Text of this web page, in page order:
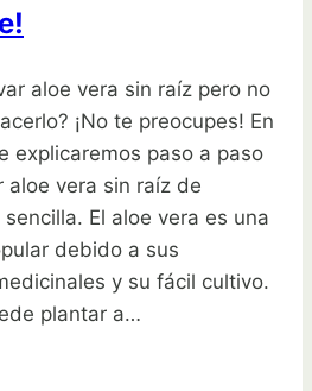
aloe vera sin raíz pero no
¡No te preocupes! En
explicaremos paso a paso
aloe vera sin raíz de
El aloe vera es una
debido a sus
y su fácil cultivo.
plantar a…